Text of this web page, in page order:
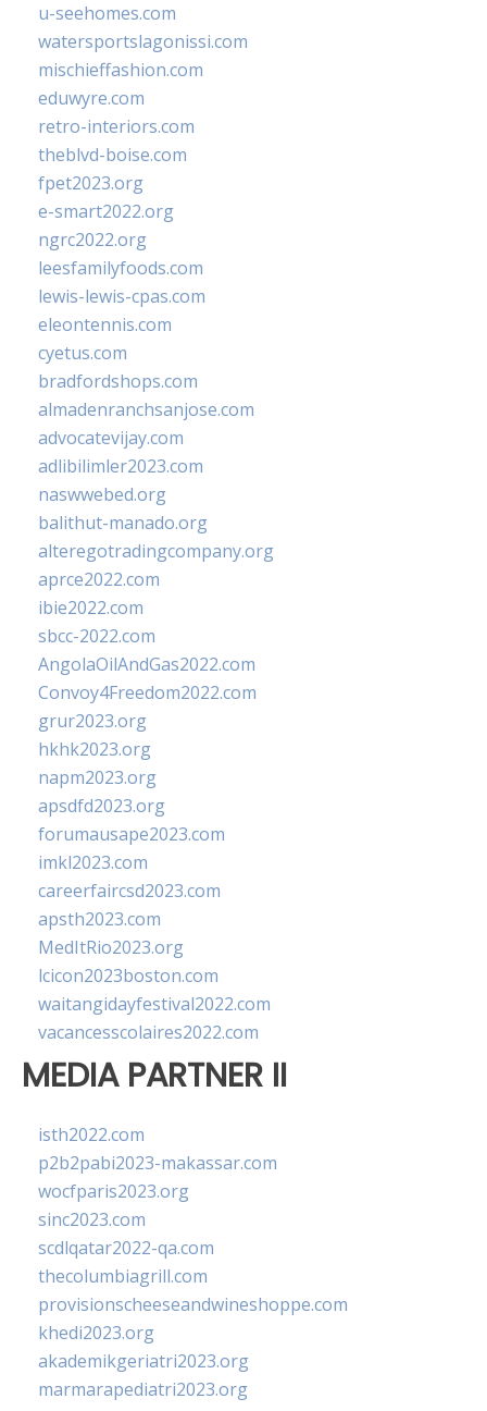
u-seehomes.com
watersportslagonissi.com
mischieffashion.com
eduwyre.com
retro-interiors.com
theblvd-boise.com
fpet2023.org
e-smart2022.org
ngrc2022.org
leesfamilyfoods.com
lewis-lewis-cpas.com
eleontennis.com
cyetus.com
bradfordshops.com
almadenranchsanjose.com
advocatevijay.com
adlibilimler2023.com
naswwebed.org
balithut-manado.org
alteregotradingcompany.org
aprce2022.com
ibie2022.com
sbcc-2022.com
AngolaOilAndGas2022.com
Convoy4Freedom2022.com
grur2023.org
hkhk2023.org
napm2023.org
apsdfd2023.org
forumausape2023.com
imkl2023.com
careerfaircsd2023.com
apsth2023.com
MedItRio2023.org
lcicon2023boston.com
waitangidayfestival2022.com
vacancesscolaires2022.com
MEDIA PARTNER II
isth2022.com
p2b2pabi2023-makassar.com
wocfparis2023.org
sinc2023.com
scdlqatar2022-qa.com
thecolumbiagrill.com
provisionscheeseandwineshoppe.com
khedi2023.org
akademikgeriatri2023.org
marmarapediatri2023.org